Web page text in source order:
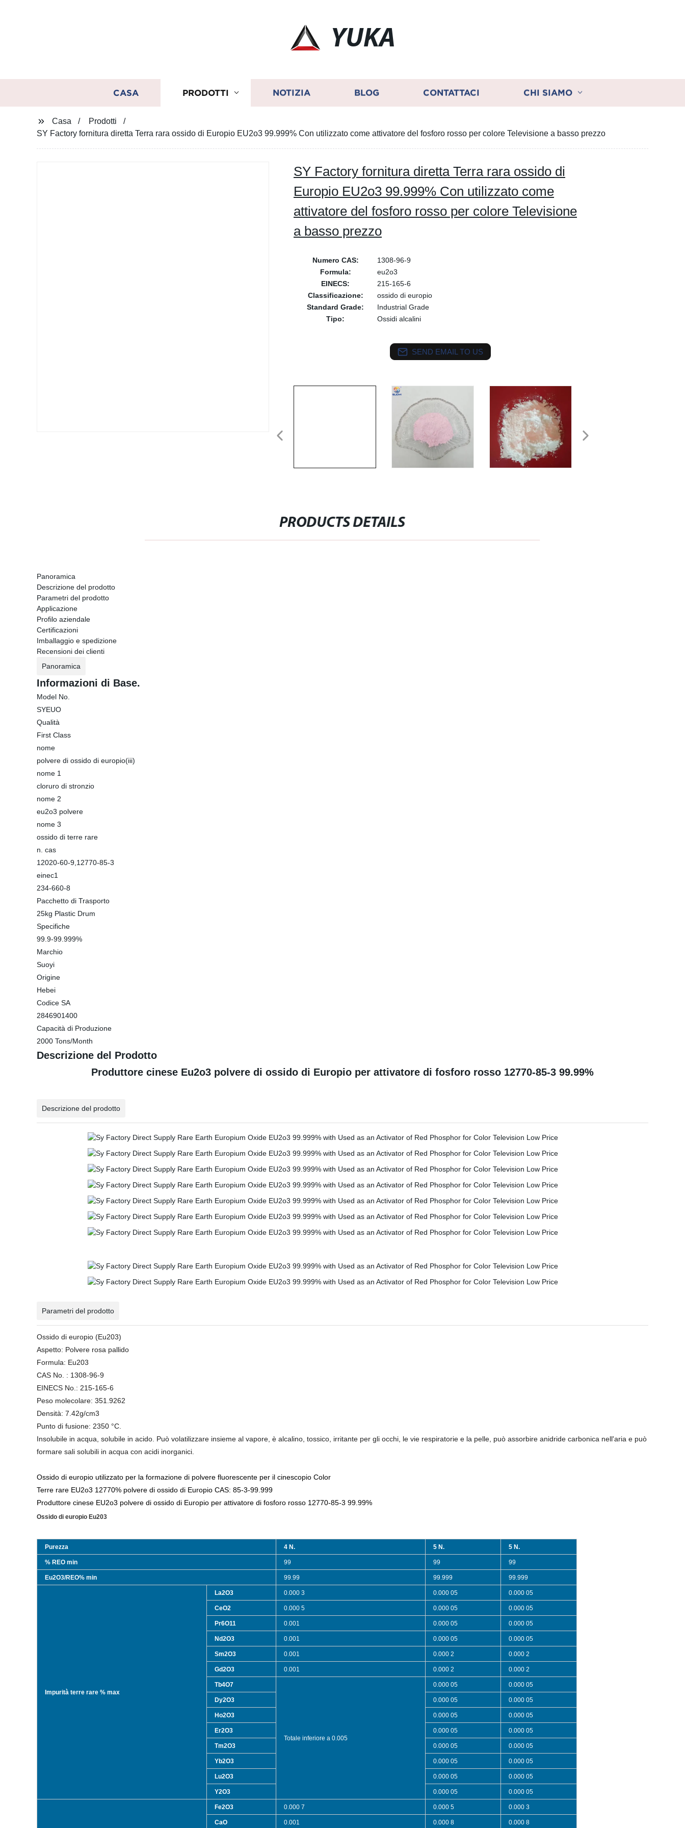
YUKA
CASA PRODOTTI NOTIZIA BLOG CONTATTACI CHI SIAMO
Casa
Prodotti
SY Factory fornitura diretta Terra rara ossido di Europio EU2o3 99.999% Con utilizzato come attivatore del fosforo rosso per colore Televisione a basso prezzo
SY Factory fornitura diretta Terra rara ossido di
Europio EU2o3 99.999% Con utilizzato come
attivatore del fosforo rosso per colore Televisione
a basso prezzo
Numero CAS:
1308-96-9
Formula:
eu2o3
EINECS:
215-165-6
Classificazione:
ossido di europio
Standard Grade:
Industrial Grade
Tipo:
Ossidi alcalini
SEND EMAIL TO US
PRODUCTS DETAILS
Panoramica
Descrizione del prodotto
Parametri del prodotto
Applicazione
Profilo aziendale
Certificazioni
Imballaggio e spedizione
Recensioni dei clienti
Panoramica
Informazioni di Base.
Model No.
SYEUO
Qualità
First Class
nome
polvere di ossido di europio(iii)
nome 1
cloruro di stronzio
nome 2
eu2o3 polvere
nome 3
ossido di terre rare
n. cas
12020-60-9,12770-85-3
einec1
234-660-8
Pacchetto di Trasporto
25kg Plastic Drum
Specifiche
99.9-99.999%
Marchio
Suoyi
Origine
Hebei
Codice SA
2846901400
Capacità di Produzione
2000 Tons/Month
Descrizione del Prodotto
Produttore cinese Eu2o3 polvere di ossido di Europio per attivatore di fosforo rosso 12770-85-3 99.99%
Descrizione del prodotto
Parametri del prodotto
Ossido di europio (Eu203)
Aspetto: Polvere rosa pallido
Formula: Eu203
CAS No. : 1308-96-9
EINECS No.: 215-165-6
Peso molecolare: 351.9262
Densità: 7.42g/cm3
Punto di fusione: 2350 °C.
Insolubile in acqua, solubile in acido. Può volatilizzare insieme al vapore, è alcalino, tossico, irritante per gli occhi, le vie respiratorie e la pelle, può assorbire anidride carbonica nell'aria e può
formare sali solubili in acqua con acidi inorganici.
Ossido di europio utilizzato per la formazione di polvere fluorescente per il cinescopio Color
Terre rare EU2o3 12770% polvere di ossido di Europio CAS: 85-3-99.999
Produttore cinese EU2o3 polvere di ossido di Europio per attivatore di fosforo rosso 12770-85-3 99.99%
Ossido di europio Eu203
Purezza 4 N. 5 N. 5 N.
% REO min 99 99 99
Eu2O3/REO% min 99.99 99.999 99.999
Impurità terre rare % max
La2O3 0.000 3 0.000 05 0.000 05
CeO2 0.000 5 0.000 05 0.000 05
Pr6O11 0.001 0.000 05 0.000 05
Nd2O3 0.001 0.000 05 0.000 05
Sm2O3 0.001 0.000 2 0.000 2
Gd2O3 0.001 0.000 2 0.000 2
Tb4O7
Totale inferiore a 0.005
0.000 05 0.000 05
Dy2O3 0.000 05 0.000 05
Ho2O3 0.000 05 0.000 05
Er2O3 0.000 05 0.000 05
Tm2O3 0.000 05 0.000 05
Yb2O3 0.000 05 0.000 05
Lu2O3 0.000 05 0.000 05
Y2O3 0.000 05 0.000 05
Fe2O3 0.000 7 0.000 5 0.000 3
CaO 0.001 0.000 8 0.000 8